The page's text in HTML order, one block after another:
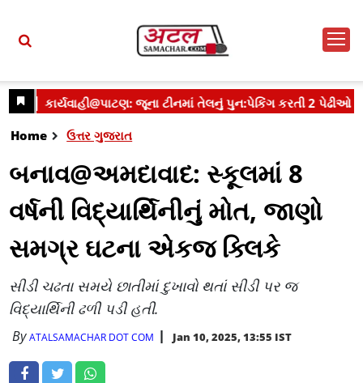
Home ઉત્તર ગુજરાત
બનાવ@અમદાવાદ: સ્કૂલમાં 8
વર્ષની વિદ્યાર્થિનીનું મોત, જાણો
સમગ્ર ઘટના એકજ ક્લિકે
સીડી ચઢતા સમયે છાતીમાં દુખાવો થતાં સીડી પર જ
વિદ્યાર્થિની ઢળી પડી હતી.
ByATALSAMACHAR DOT COM Jan 10, 2025, 13:55 IST